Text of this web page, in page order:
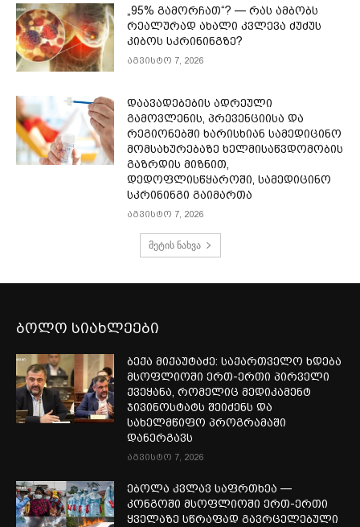
„95% გამორჩათ“? — რას ამბობს
რეალურად ახალი კვლევა ძუძუს
კიბოს სკრინინგზე?
აგვისტო 7, 2026
დაავადებების ადრეული
გამოვლენის, პრევენციისა და
რეგიონებში ხარისხიან სამედიცინო
მომსახურებაზე ხელმისაწვდომობის
გაზრდის მიზნით,
დედოფლისწყაროში, სამედიცინო
სკრინინგი გაიმართა
აგვისტო 7, 2026
მეტის ნახვა
ბოლო სიახლეები
ბექა მიქაუტაძე: საქართველო ხდება
მსოფლიოში ერთ-ერთი პირველი
ქვეყანა, რომელიც მედიკამენტ
ჯივინოსტატს შეიძენს და
სახელმწიფო პროგრამაში
დანერგავს
აგვისტო 7, 2026
ებოლა კვლავ საფრთხეა —
კონგოში მსოფლიოში ერთ-ერთი
ყველაზე სწრაფად გავრცელებული